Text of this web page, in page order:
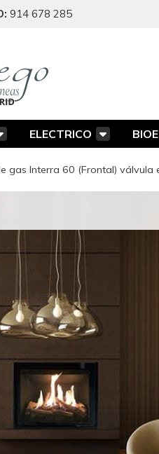
914 678 285
ELECTRICO
gas Interra 60 (Frontal) válvula